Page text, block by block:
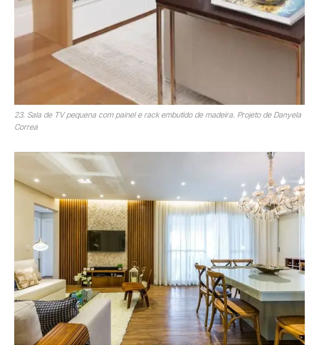
23. Sala de TV pequena com painel e rack embutido de madeira. Projeto de Danyela
Correa